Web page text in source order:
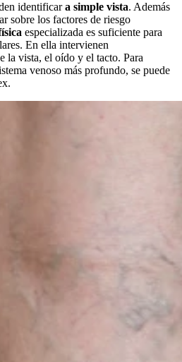
identificara simple vista. Además
sobre los factores de riesgo
especializada es suficiente para
En ella intervienen
la vista, el oído y el tacto. Para
venoso más profundo, se puede